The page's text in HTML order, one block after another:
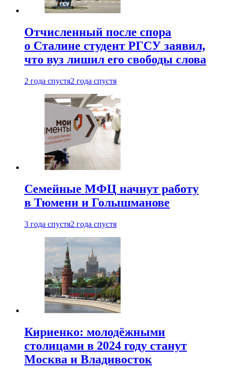
Отчисленный после спора
о Сталине студент РГСУ заявил,
что вуз лишил его свободы слова
2 года спустя2 года спустя
Семейные МФЦ начнут работу
в Тюмени и Голышманове
3 года спустя2 года спустя
Кириенко: молодёжными
столицами в 2024 году станут
Москва и Владивосток